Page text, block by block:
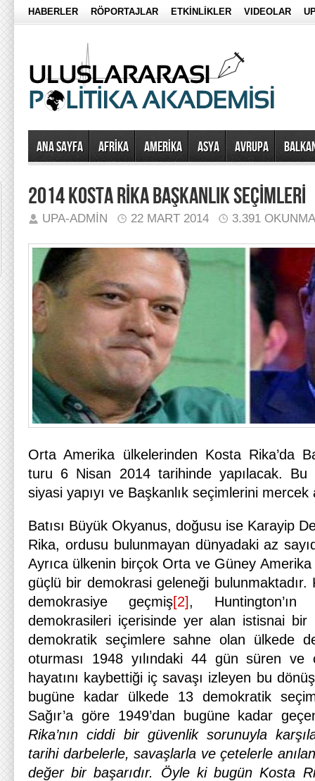
HABERLER RÖPORTAJLAR ETKİNLİKLER VIDEOLAR
Ana Sayfa AFRİKA AMERİKA ASYA AVRUPA
2014 KOSTA RİKA BAŞKANLIK SEÇİMLERİ
UPA-ADMIN 22 MART 2014 3.391 OKUNMA
Orta Amerika ülkelerinden Kosta Rika’da
turu 6 Nisan 2014 tarihinde yapılacak. Bu
siyasi yapıyı ve Başkanlık seçimlerini mercek
Batısı Büyük Okyanus, doğusu ise Karayip
Rika, ordusu bulunmayan dünyadaki az
Ayrıca ülkenin birçok Orta ve Güney
güçlü bir demokrasi geleneği bulunmaktadır.
demokrasiye geçmiş[2],
demokrasileri içerisinde yer alan istisnai bir
demokratik seçimlere sahne olan ülkede
oturması 1948 yılındaki 44 gün süren
hayatını kaybettiği iç savaşı izleyen bu
bugüne kadar ülkede 13 demokratik seçim
Sağır’a göre 1949’dan bugüne kadar
Rika’nın ciddi bir güvenlik sorunuyla
tarihi darbelerle, savaşlarla ve çetelerle
değer bir başarıdır. Öyle ki bugün Kosta